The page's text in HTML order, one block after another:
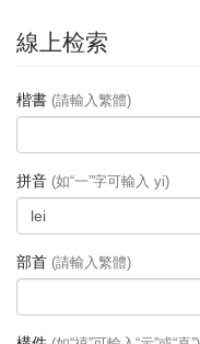
線上检索
楷書 (請輸入繁體)
拼音 (如“一”字可輸入 yi)
部首 (請輸入繁體)